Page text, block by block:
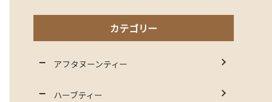
カテゴリー
アフタヌーンティー
ハーブティー